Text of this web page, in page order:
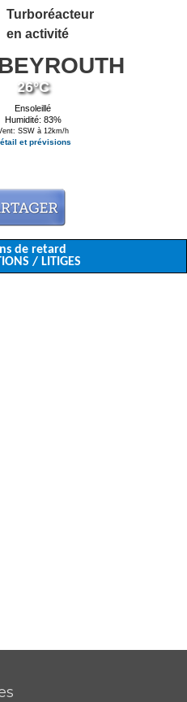
Turboréacteur
en activité
26°C
Ensoleillé
Humidité: 83%
SSW à 12km/h
et prévisions
de retard
/ LITIGES